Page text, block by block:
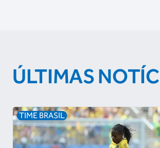
ÚLTIMAS
TIME BRASIL